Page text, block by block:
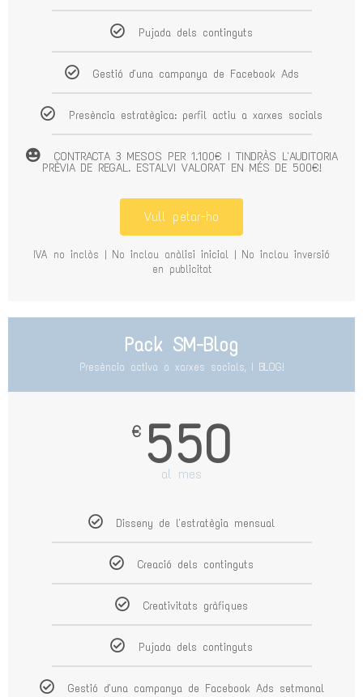
Pujada dels continguts
Gestió d'una campanya de Facebook Ads
Presència estratègica: perfil actiu a xarxes socials
CONTRACTA 3 MESOS PER 1.100€ I TINDRÀS L'AUDITORIA
PRÈVIA DE REGAL. ESTALVI VALORAT EN MÉS DE 500€!
Vull petar-ho
IVA no inclòs | No inclou anàlisi inicial | No inclou inversió
en publicitat
Pack SM-Blog
Presència activa a xarxes socials, I BLOG!
€ 550
al mes
Disseny de l'estratègia mensual
Creació dels continguts
Creativitats gràfiques
Pujada dels continguts
Gestió d'una campanya de Facebook Ads setmanal